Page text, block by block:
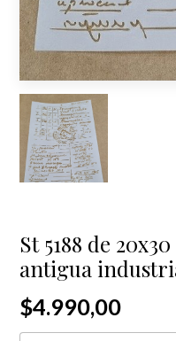
St 5188 de
antigua
$4.990,00